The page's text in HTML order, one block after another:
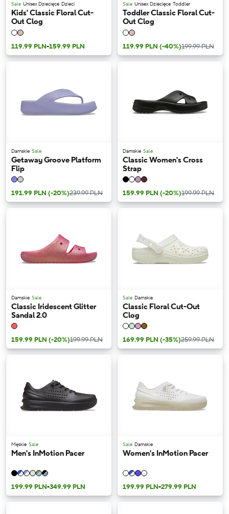
Sale Unisex Dziecięce Dzieci
Kids' Classic Floral Cut-
Out Clog
119.99 PLN-159.99 PLN
Sale Unisex Dziecięce Toddler
Toddler Classic Floral Cut-
Out Clog
119.99 PLN (-40%)199.99 PLN
Damskie Sale
Getaway Groove Platform
Flip
191.99 PLN (-20%)239.99 PLN
Damskie Sale
Classic Women's Cross
Strap
159.99 PLN (-20%)199.99 PLN
Damskie Sale
Classic Iridescent Glitter
Sandal 2.0
159.99 PLN (-20%)199.99 PLN
Sale Damskie
Classic Floral Cut-Out
Clog
169.99 PLN (-35%)259.99 PLN
Męskie Sale
Men's InMotion Pacer
199.99 PLN-349.99 PLN
Sale Damskie
Women's InMotion Pacer
199.99 PLN-279.99 PLN